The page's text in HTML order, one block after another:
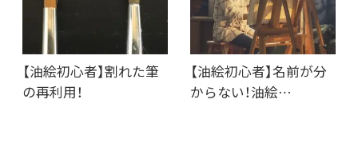
【油絵初心者】割れた筆
の再利用！
【油絵初心者】名前が分
からない！油絵…